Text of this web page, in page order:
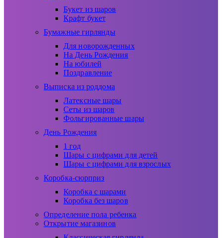
Букет из шаров
Крафт букет
Бумажные гирлянды
Для новорожденных
На День Рождения
На юбилей
Поздравление
Выписка из роддома
Латексные шары
Сеты из шаров
Фольгированные шары
День Рождения
1 год
Шары с цифрами для детей
Шары с цифрами для взрослых
Коробка-сюрприз
Коробка с шарами
Коробка без шаров
Определение пола ребенка
Открытие магазинов